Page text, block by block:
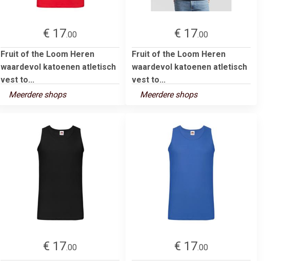
€ 17.00
Fruit of the Loom Heren
waardevol katoenen atletisch
vest to...
Meerdere shops
€ 17.00
Fruit of the Loom Heren
waardevol katoenen atletisch
vest to...
Meerdere shops
€ 17.00
€ 17.00